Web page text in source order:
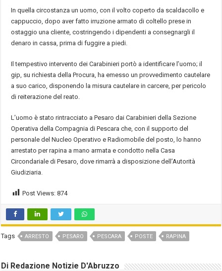
In quella circostanza un uomo, con il volto coperto da scaldacollo e
cappuccio, dopo aver fatto irruzione armato di coltello prese in
ostaggio una cliente, costringendo i dipendenti a consegnargli il
denaro in cassa, prima di fuggire a piedi.
Il tempestivo intervento dei Carabinieri portò a identificare l’uomo; il
gip, su richiesta della Procura, ha emesso un provvedimento cautelare
a suo carico, disponendo la misura cautelare in carcere, per pericolo
di reiterazione del reato.
L’uomo è stato rintracciato a Pesaro dai Carabinieri della Sezione
Operativa della Compagnia di Pescara che, con il supporto del
personale del Nucleo Operativo e Radiomobile del posto, lo hanno
arrestato per rapina a mano armata e condotto nella Casa
Circondariale di Pesaro, dove rimarrà a disposizione dell’Autorità
Giudiziaria.
Post Views: 874
Tags ARRESTO PESARO PESCARA POSTE RAPINA
Di Redazione Notizie D'Abruzzo